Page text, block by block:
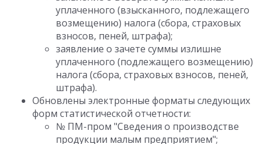
уплаченного (взысканного, подлежащего
возмещению) налога (сбора, страховых
взносов, пеней, штрафа);
заявление о зачете суммы излишне
уплаченного (подлежащего возмещению)
налога (сбора, страховых взносов, пеней,
штрафа).
Обновлены электронные форматы следующих
форм статистической отчетности:
№ ПМ-пром "Сведения о производстве
продукции малым предприятием";